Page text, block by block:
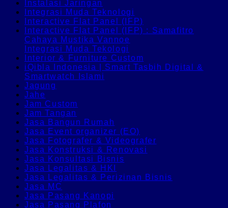
Instalasi Jaringan
Integrasi Muda Teknologi
Interactive Flat Panel (IFP)
Interactive Flat Panel (IFP) : Samafitro
Cahaya Mustika Vannoe
Integrasi Muda Tekologi
Interior & Furniture Custom
iQibla Indonesia | Smart Tasbih Digital &
Smartwatch Islami
Jagung
Jahe
Jam Custom
Jam Tangan
Jasa Bangun Rumah
Jasa Event organizer (EO)
Jasa Fotografer & Videografer
Jasa Konstruksi & Renovasi
Jasa Konsultasi Bisnis
Jasa Legalitas & HKI
Jasa Legalitas & Perizinan Bisnis
Jasa MC
Jasa Pasang Kanopi
Jasa Pasang Plafon